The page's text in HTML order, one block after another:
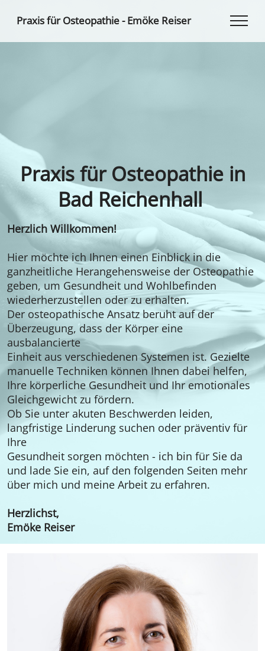
Praxis für Osteopathie - Emöke Reiser
Praxis für Osteopathie in
Bad Reichenhall
Herzlich Willkommen!
Hier möchte ich Ihnen einen Einblick in die
ganzheitliche Herangehensweise der Osteopathie
geben, um Gesundheit und Wohlbefinden
wiederherzustellen oder zu erhalten.
Der osteopathische Ansatz beruht auf der
Überzeugung, dass der Körper eine
ausbalancierte
Einheit aus verschiedenen Systemen ist. Gezielte
manuelle Techniken können Ihnen dabei helfen,
Ihre körperliche Gesundheit und Ihr emotionales
Gleichgewicht zu fördern.
Ob Sie unter akuten Beschwerden leiden,
langfristige Linderung suchen oder präventiv für
Ihre
Gesundheit sorgen möchten - ich bin für Sie da
und lade Sie ein, auf den folgenden Seiten mehr
über mich und meine Arbeit zu erfahren.
Herzlichst,
Emöke Reiser